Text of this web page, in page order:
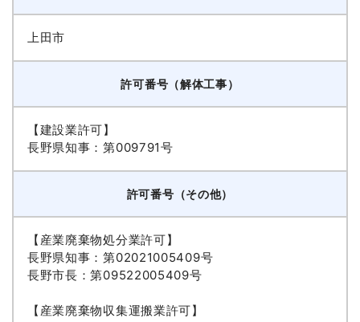
上田市
許可番号（解体工事）
【建設業許可】
長野県知事：第009791号
許可番号（その他）
【産業廃棄物処分業許可】
長野県知事：第02021005409号
長野市長：第09522005409号
【産業廃棄物収集運搬業許可】